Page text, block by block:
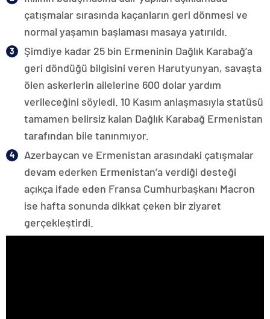
çatışmalar sırasında kaçanların geri dönmesi ve
normal yaşamın başlaması masaya yatırıldı.
Şimdiye kadar 25 bin Ermeninin Dağlık Karabağ’a
geri döndüğü bilgisini veren Harutyunyan, savaşta
ölen askerlerin ailelerine 600 dolar yardım
verileceğini söyledi. 10 Kasım anlaşmasıyla statüsü
tamamen belirsiz kalan Dağlık Karabağ Ermenistan
tarafından bile tanınmıyor.
Azerbaycan ve Ermenistan arasındaki çatışmalar
devam ederken Ermenistan’a verdiği desteği
açıkça ifade eden Fransa Cumhurbaşkanı Macron
ise hafta sonunda dikkat çeken bir ziyaret
gerçekleştirdi.